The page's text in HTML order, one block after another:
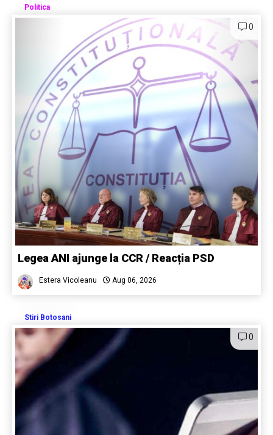
Politica
0
Legea ANI ajunge la CCR / Reacția PSD
Estera Vicoleanu Aug 06, 2026
Stiri Botosani
0